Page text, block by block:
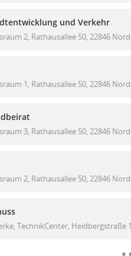
und Verkehr
2, Rathausallee 50, 22846
1, Rathausallee 50, 22846
3, Rathausallee 50, 22846
2, Rathausallee 50, 22846
TechnikCenter, Heidbergstraße